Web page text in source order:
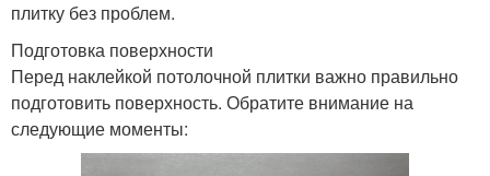
плитку без проблем.
Подготовка поверхности
Перед наклейкой потолочной плитки важно правильно
подготовить поверхность. Обратите внимание на
следующие моменты: